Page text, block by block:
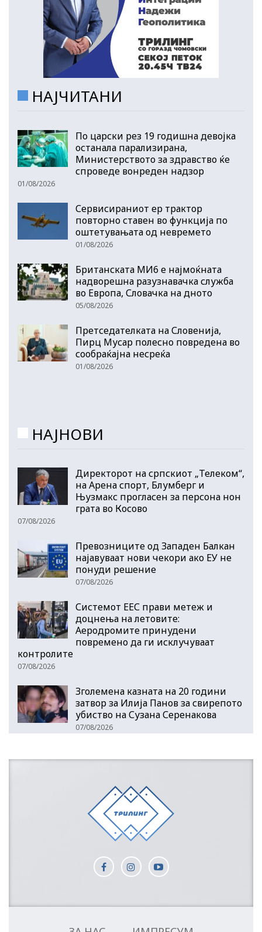
НАЈЧИТАНИ
По царски рез 19 годишна девојка
останала парализирана,
Министерството за здравство ќе
спроведе вонреден надзор
01/08/2026
Сервисираниот ер трактор
повторно ставен во функција по
оштетувањата од невремето
01/08/2026
Британската МИ6 е најмоќната
надворешна разузнавачка служба
во Европа, Словачка на дното
05/08/2026
Претседателката на Словенија,
Пирц Мусар полесно повредена во
сообраќајна несреќа
01/08/2026
НАЈНОВИ
Директорот на српскиот „Телеком“,
на Арена спорт, Блумберг и
Њузмакс прогласен за персона нон
грата во Косово
07/08/2026
Превозниците од Западен Балкан
најавуваат нови чекори ако ЕУ не
понуди решение
07/08/2026
Системот ЕЕС прави метеж и
доцнења на летовите:
Аеродромите принудени
повремено да ги исклучуваат
контролите
07/08/2026
Зголемена казната на 20 години
затвор за Илија Панов за свирепото
убиство на Сузана Серенакова
07/08/2026